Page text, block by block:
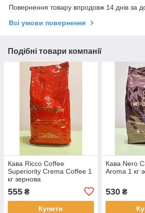
Повернення товару впродовж 14 днів за
Всі умови повернення
Подібні товари компанії
Кава Ricco Coffee
Superiority Crema Coffee 1
кг зернова
555 ₴
Купити
Кава Nero
Aroma 1 кг
530₴